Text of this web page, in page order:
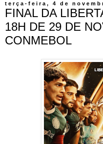
terça-feira, 4 de
FINAL DA
18H DE 29 DE
CONMEBOL